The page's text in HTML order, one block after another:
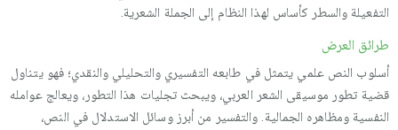
التفعيلة والسطر كأساس لهذا النظام إلى الجملة الشعرية.
طرائق العرض
أسلوب النص علمي يتمثل في طابعه التفسيري والتحليلي والنقدي؛ فهو يتناول
قضية تطور موسيقى الشعر العربي، ويبحث تجليات هذا التطور، ويعالج عوامله
النفسية ومظاهره الجمالية. والتفسير من أبرز وسائل الاستدلال في النص،